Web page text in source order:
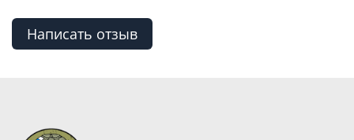
Написать отзыв